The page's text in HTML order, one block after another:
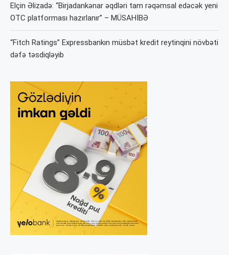
Elçin Əlizadə: “Birjadankənar əqdləri tam rəqəmsal edəcək yeni
OTC platforması hazırlanır” – MÜSAHİBƏ
“Fitch Ratings” Expressbankın müsbət kredit reytinqini növbəti
dəfə təsdiqləyib